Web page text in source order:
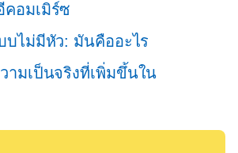
คอมเมิร์ซ
บไม่มีหัว: มันคืออะไร
ามเป็นจริงที่เพิ่มขึ้นใน